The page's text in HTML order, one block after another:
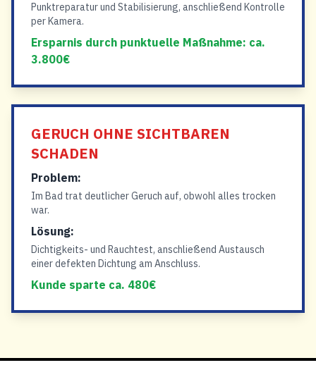
Punktreparatur und Stabilisierung, anschließend Kontrolle
per Kamera.
Ersparnis durch punktuelle Maßnahme: ca.
3.800€
GERUCH OHNE SICHTBAREN
SCHADEN
Problem:
Im Bad trat deutlicher Geruch auf, obwohl alles trocken
war.
Lösung:
Dichtigkeits- und Rauchtest, anschließend Austausch
einer defekten Dichtung am Anschluss.
Kunde sparte ca. 480€